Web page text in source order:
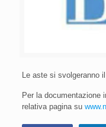
Le aste si svolgeranno
Per la documentazione
relativa pagina su